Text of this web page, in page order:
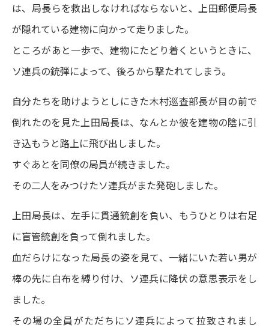
は、局長らを救出しなければならないと、上田郵便局長
が隠れている建物に向かって走りました。
ところがあと一歩で、建物にたどり着くというときに、
ソ連兵の銃弾によって、後ろから撃たれてしまう。
自分たちを助けようとしにきた木村巡査部長が目の前で
倒れたのを見た上田局長は、なんとか彼を建物の陰に引
き込もうと路上に飛び出しました。
すぐあとを同僚の局員が続きました。
その二人をみつけたソ連兵がまた発砲しました。
上田局長は、左手に貫通銃創を負い、もうひとりは右足
に盲管銃創を負って倒れました。
血だらけになった局長の姿を見て、一緒にいた若い男が
棒の先に白布を縛り付け、ソ連兵に降伏の意思表示をし
ました。
その場の全員がただちにソ連兵によって拉致されまし